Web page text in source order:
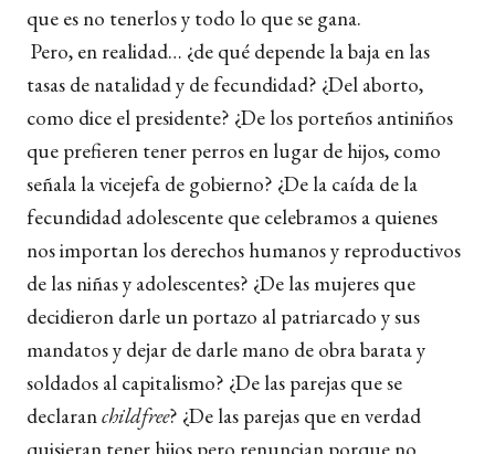
que es no tenerlos y todo lo que se gana.
Pero, en realidad… ¿de qué depende la baja en las
tasas de natalidad y de fecundidad? ¿Del aborto,
como dice el presidente? ¿De los porteños antiniños
que prefieren tener perros en lugar de hijos, como
señala la vicejefa de gobierno? ¿De la caída de la
fecundidad adolescente que celebramos a quienes
nos importan los derechos humanos y reproductivos
de las niñas y adolescentes? ¿De las mujeres que
decidieron darle un portazo al patriarcado y sus
mandatos y dejar de darle mano de obra barata y
soldados al capitalismo? ¿De las parejas que se
declaranchildfree? ¿De las parejas que en verdad